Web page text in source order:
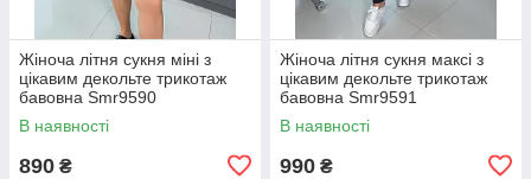
Жіноча літня сукня міні з
цікавим декольте трикотаж
бавовна Smr9590
В наявності
890 ₴
Жіноча літня сукня максі з
цікавим декольте трикотаж
бавовна Smr9591
В наявності
990 ₴